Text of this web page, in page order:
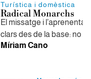
Turística i domèstica
Radical Monarchs
El missatge i
clars des de la base: no
Míriam Cano